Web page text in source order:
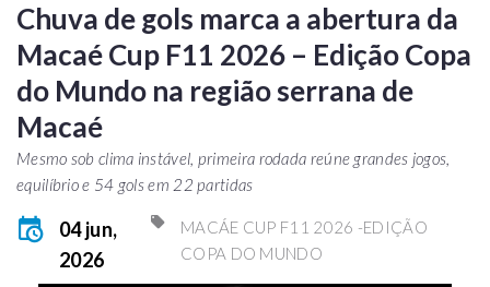
Chuva de gols marca a abertura da
Macaé Cup F11 2026 – Edição Copa
do Mundo na região serrana de
Macaé
Mesmo sob clima instável, primeira rodada reúne grandes jogos,
equilíbrio e 54 gols em 22 partidas
04 jun,
2026
MACÁE CUP F11 2026 -EDIÇÃO
COPA DO MUNDO